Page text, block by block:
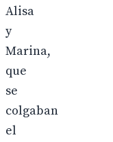
Alisa
y
Marina,
que
se
colgaban
el